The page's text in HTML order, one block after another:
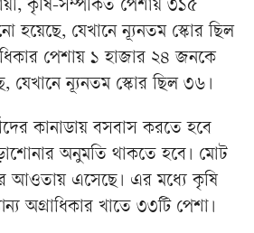
কৃষি-সম্পর্কিত পেশায় ৩১৫
হয়েছে, যেখানে ন্যূনতম স্কোর ছিল
পেশায় ১ হাজার ২৪ জনকে
যেখানে ন্যূনতম স্কোর ছিল ৩৬।
কানাডায় বসবাস করতে হবে
অনুমতি থাকতে হবে। মোট
আওতায় এসেছে। এর মধ্যে কৃষি
অগ্রাধিকার খাতে ৩৩টি পেশা।